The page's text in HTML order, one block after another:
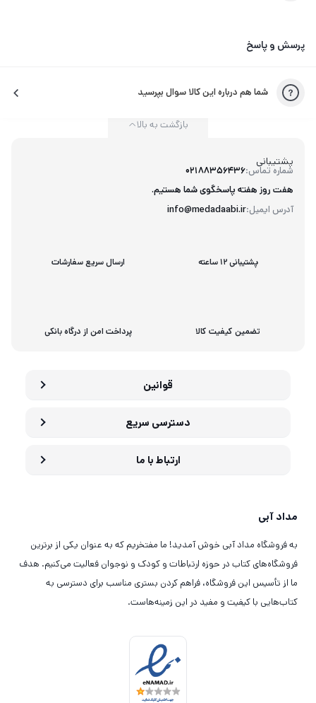
پرسش و پاسخ
شما هم درباره این کالا سوال بپرسید
پشتیبانی
شماره تماس:02188356436
آدرس ایمیل:info@medadaabi.ir
هفت روز هفته پاسخگوی شما هستیم.
بازگشت به بالا
پشتیبانی 12 ساعته ارسال سریع سفارشات
تضمین کیفیت کالا پرداخت امن از درگاه بانکی
قوانین
دسترسی سریع
ارتباط با ما
مداد آبی
به فروشگاه مداد آبی خوش آمدید! ما مفتخریم که به عنوان یکی از برترین
فروشگاه‌های کتاب در حوزه ارتباطات و کودک و نوجوان فعالیت می‌کنیم. هدف
ما از تأسیس این فروشگاه، فراهم کردن بستری مناسب برای دسترسی به
کتاب‌هایی با کیفیت و مفید در این زمینه‌هاست.